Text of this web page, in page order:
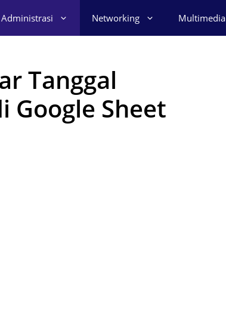
Administrasi Networking Multimedia
Tanggal
Google Sheet